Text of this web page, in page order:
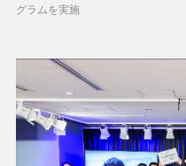
グラムを実施